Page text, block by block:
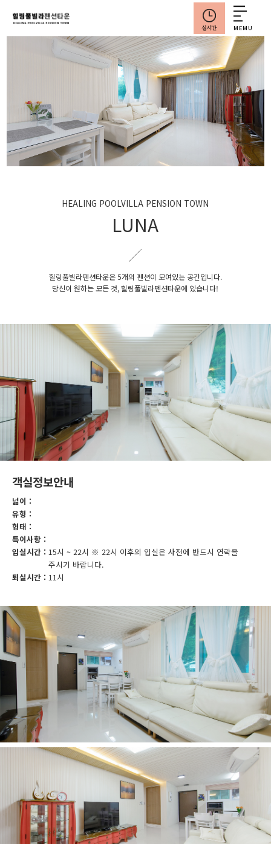
MEMU
HEALING POOLVILLA PENSION TOWN
LUNA
힐링풀빌라펜션타운은 5개의 펜션이 모여있는 공간입니다.
당신이 원하는 모든 것, 힐링풀빌라펜션타운에 있습니다!
객실정보안내
넓이 :
유형 :
형태 :
특이사항 :
입실시간 : 15시 ~ 22시 ※ 22시 이후의 입실은 사전에 반드시 연락을
주시기 바랍니다.
퇴실시간 : 11시